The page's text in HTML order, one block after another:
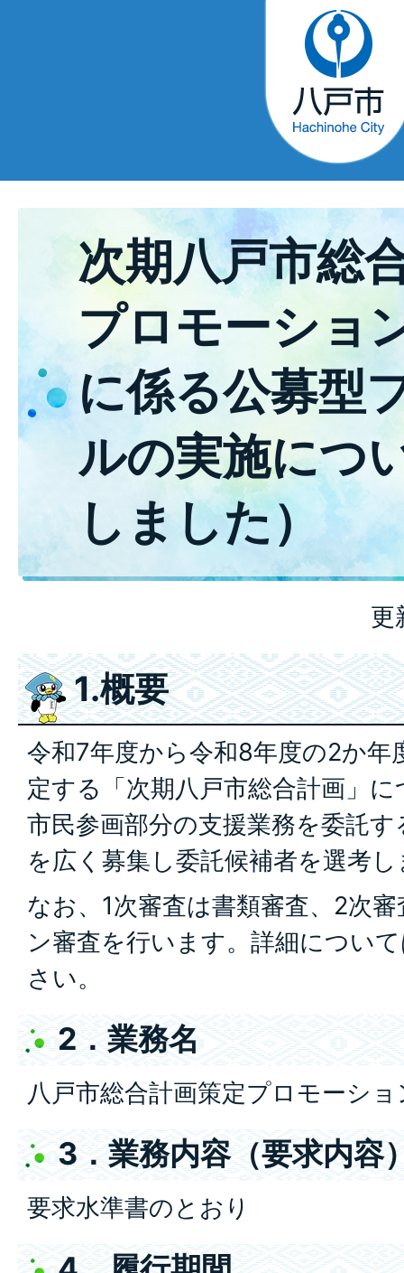
次期八戸市総
プロモーショ
に係る公募型
ルの実施につ
しました）
更
1.概要
令和7年度から令和8年度の2か年
定する「次期八戸市総合計画」
市民参画部分の支援業務を委託
を広く募集し委託候補者を選考
なお、1次審査は書類審査、2次
ン審査を行います。詳細につい
さい。
2．業務名
八戸市総合計画策定プロモーシ
3．業務内容（要求内容
要求水準書のとおり